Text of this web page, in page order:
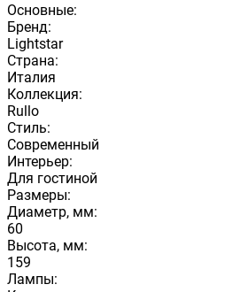
Основные:
Бренд:
Lightstar
Страна:
Италия
Коллекция:
Rullo
Стиль:
Современный
Интерьер:
Для гостиной
Размеры:
Диаметр, мм:
60
Высота, мм:
159
Лампы: